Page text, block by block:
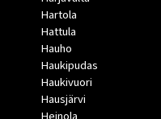
Hartola
Hattula
Hauho
Haukipudas
Haukivuori
Hausjärvi